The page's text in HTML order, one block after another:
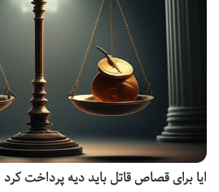
ایا برای قصاص قاتل باید دیه پرداخت کرد